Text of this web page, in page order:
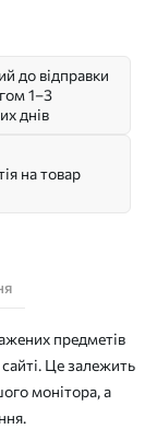
до відправки
1–3
днів
на товар
предметів
Це залежить
монітора, а